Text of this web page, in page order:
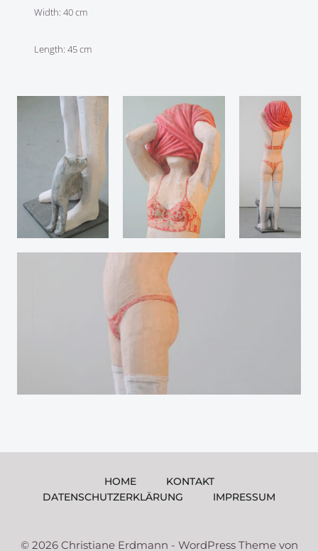
Width: 40 cm
Length: 45 cm
HOME
KONTAKT
DATENSCHUTZERKLÄRUNG
IMPRESSUM
© 2026 Christiane Erdmann - WordPress Theme von